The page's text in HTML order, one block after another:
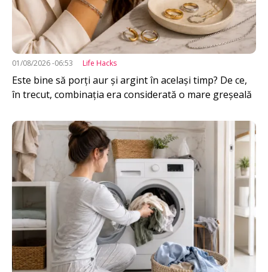
01/08/2026 -06:53 Life Hacks
Este bine să porți aur și argint în același timp? De ce,
în trecut, combinația era considerată o mare greșeală
Imagine